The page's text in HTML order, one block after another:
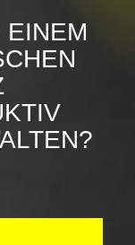
EINEM